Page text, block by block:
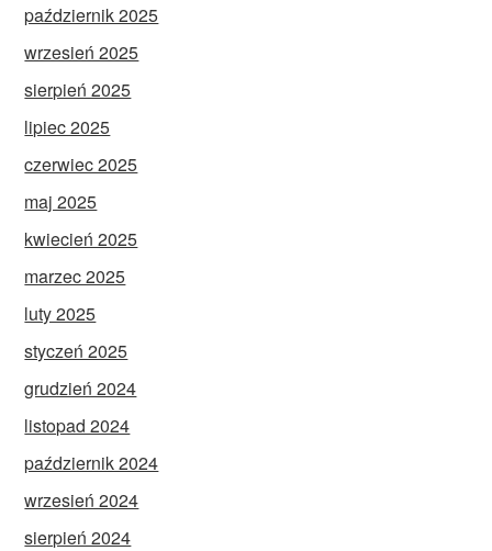
październik 2025
wrzesień 2025
sierpień 2025
lipiec 2025
czerwiec 2025
maj 2025
kwiecień 2025
marzec 2025
luty 2025
styczeń 2025
grudzień 2024
listopad 2024
październik 2024
wrzesień 2024
sierpień 2024